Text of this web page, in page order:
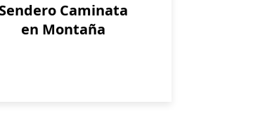
Sendero Caminata
en Montaña